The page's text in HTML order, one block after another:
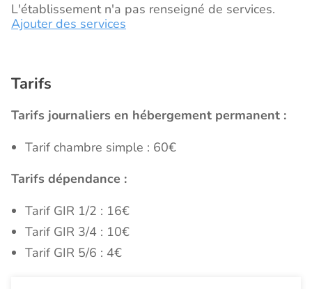
L'établissement n'a pas renseigné de services.
Ajouter des services
Tarifs
Tarifs journaliers en hébergement permanent :
Tarif chambre simple : 60€
Tarifs dépendance :
Tarif GIR 1/2 : 16€
Tarif GIR 3/4 : 10€
Tarif GIR 5/6 : 4€